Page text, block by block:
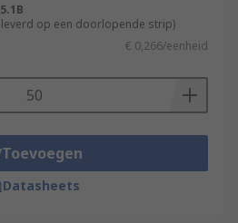
op een doorlopende strip)
€ 0,266/eenheid
Toevoegen
Datasheets